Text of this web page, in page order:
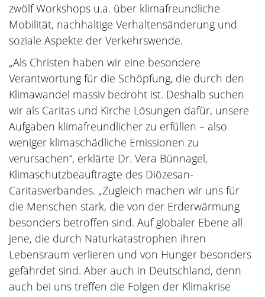
zwölf Workshops u.a. über klimafreundliche
Mobilität, nachhaltige Verhaltensänderung und
soziale Aspekte der Verkehrswende.
„Als Christen haben wir eine besondere
Verantwortung für die Schöpfung, die durch den
Klimawandel massiv bedroht ist. Deshalb suchen
wir als Caritas und Kirche Lösungen dafür, unsere
Aufgaben klimafreundlicher zu erfüllen – also
weniger klimaschädliche Emissionen zu
verursachen“, erklärte Dr. Vera Bünnagel,
Klimaschutzbeauftragte des Diözesan-
Caritasverbandes. „Zugleich machen wir uns für
die Menschen stark, die von der Erderwärmung
besonders betroffen sind. Auf globaler Ebene all
jene, die durch Naturkatastrophen ihren
Lebensraum verlieren und von Hunger besonders
gefährdet sind. Aber auch in Deutschland, denn
auch bei uns treffen die Folgen der Klimakrise